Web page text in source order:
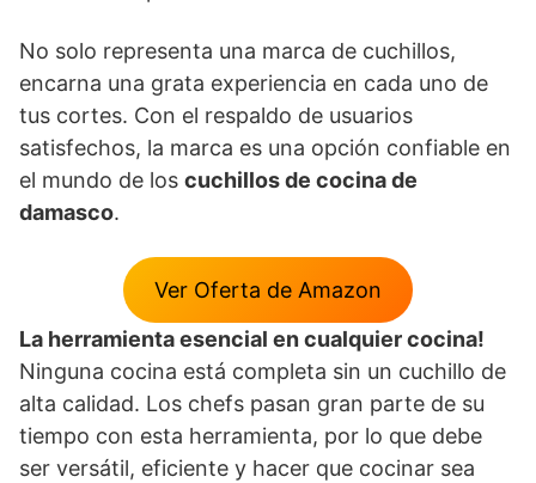
No solo representa una marca de cuchillos,
encarna una grata experiencia en cada uno de
tus cortes. Con el respaldo de usuarios
satisfechos, la marca es una opción confiable en
el mundo de los cuchillos de cocina de
damasco.
Ver Oferta de Amazon
La herramienta esencial en cualquier cocina!
Ninguna cocina está completa sin un cuchillo de
alta calidad. Los chefs pasan gran parte de su
tiempo con esta herramienta, por lo que debe
ser versátil, eficiente y hacer que cocinar sea